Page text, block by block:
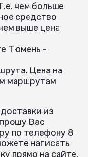
чем больше
средство
выше цена
Тюмень -
Цена на
маршрутам
из
Вас
по телефону 8
написать
прямо на сайте.